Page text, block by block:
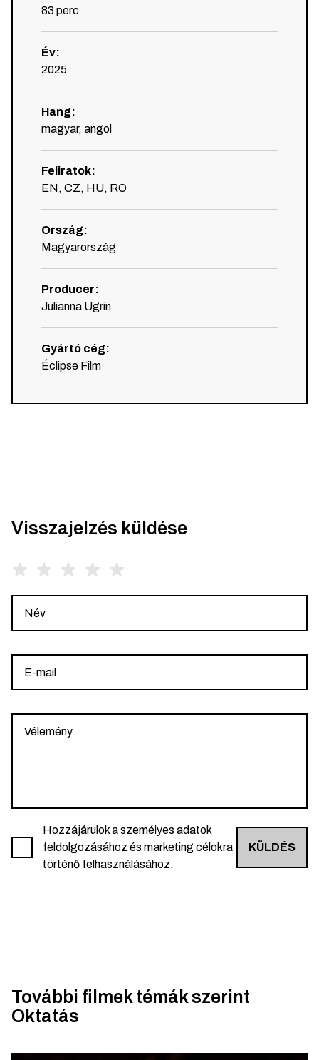
83 perc
Év:
2025
Hang:
magyar, angol
Feliratok:
EN, CZ, HU, RO
Ország:
Magyarország
Producer:
Julianna Ugrin
Gyártó cég:
Éclipse Film
Visszajelzés küldése
Hozzájárulok a személyes adatok
feldolgozásához és marketing célokra
történő felhasználásához.
KÜLDÉS
További filmek témák szerint
Oktatás